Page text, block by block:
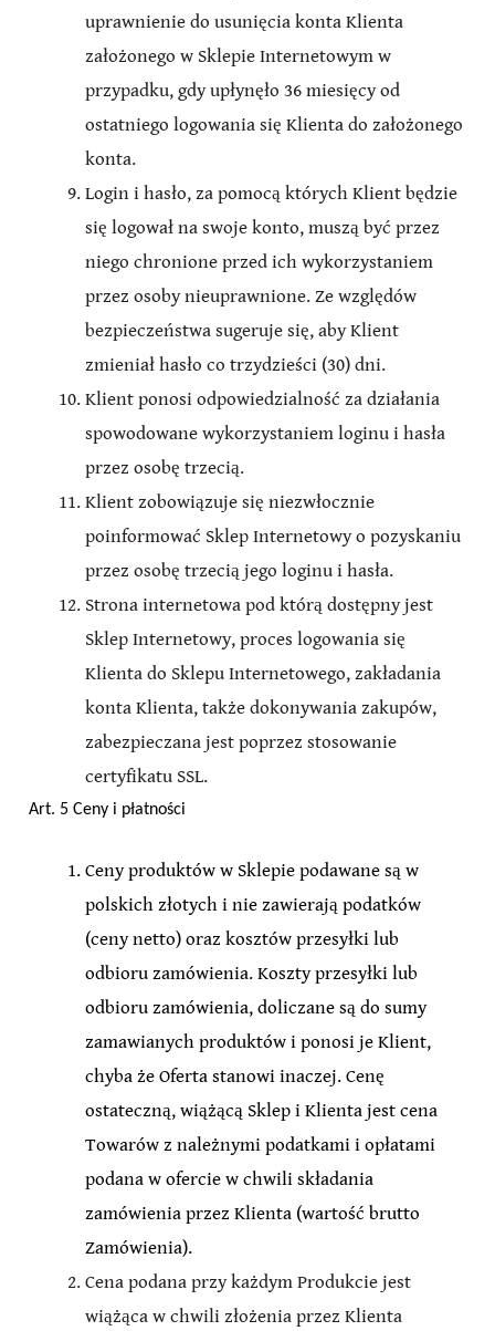
uprawnienie do usunięcia konta Klienta
założonego w Sklepie Internetowym w
przypadku, gdy upłynęło 36 miesięcy od
ostatniego logowania się Klienta do założonego
konta.
Login i hasło, za pomocą których Klient będzie
się logował na swoje konto, muszą być przez
niego chronione przed ich wykorzystaniem
przez osoby nieuprawnione. Ze względów
bezpieczeństwa sugeruje się, aby Klient
zmieniał hasło co trzydzieści (30) dni.
Klient ponosi odpowiedzialność za działania
spowodowane wykorzystaniem loginu i hasła
przez osobę trzecią.
Klient zobowiązuje się niezwłocznie
poinformować Sklep Internetowy o pozyskaniu
przez osobę trzecią jego loginu i hasła.
Strona internetowa pod którą dostępny jest
Sklep Internetowy, proces logowania się
Klienta do Sklepu Internetowego, zakładania
konta Klienta, także dokonywania zakupów,
zabezpieczana jest poprzez stosowanie
certyfikatu SSL.
Art. 5 Ceny i płatności
Ceny produktów w Sklepie podawane są w
polskich złotych i nie zawierają podatków
(ceny netto) oraz kosztów przesyłki lub
odbioru zamówienia. Koszty przesyłki lub
odbioru zamówienia, doliczane są do sumy
zamawianych produktów i ponosi je Klient,
chyba że Oferta stanowi inaczej. Cenę
ostateczną, wiążącą Sklep i Klienta jest cena
Towarów z należnymi podatkami i opłatami
podana w ofercie w chwili składania
zamówienia przez Klienta (wartość brutto
Zamówienia).
Cena podana przy każdym Produkcie jest
wiążąca w chwili złożenia przez Klienta